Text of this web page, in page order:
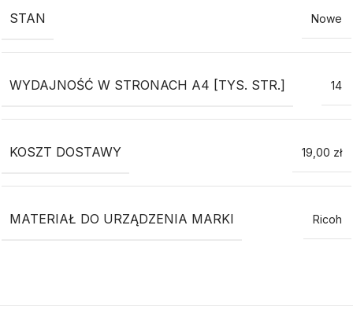
STAN Nowe
WYDAJNOŚĆ W STRONACH A4 [TYS. STR.] 14
KOSZT DOSTAWY 19,00 zł
MATERIAŁ DO URZĄDZENIA MARKI Ricoh